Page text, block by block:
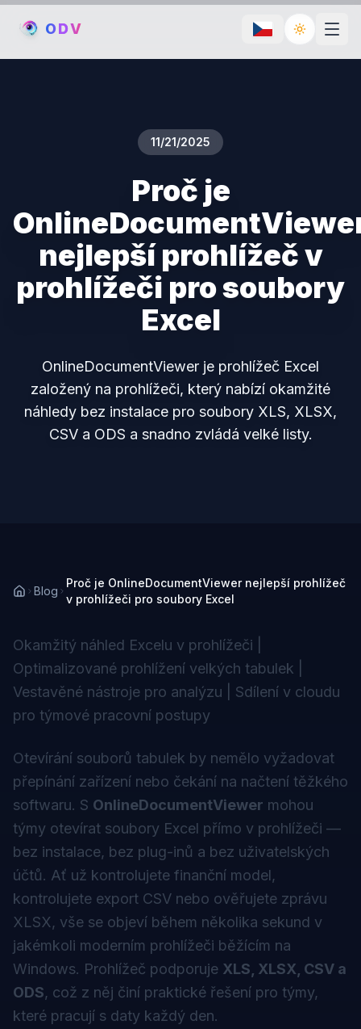
ODV Toggle
11/21/2025
Proč je
nejlepší prohlížeč v
prohlížeči pro soubory
Excel
OnlineDocumentViewer je prohlížeč Excel
založený na prohlížeči, který nabízí okamžité
náhledy bez instalace pro soubory XLS, XLSX,
CSV a ODS a snadno zvládá velké listy.
Blog
Proč je OnlineDocumentViewer nejlepší prohlížeč
v prohlížeči pro soubory Excel
Okamžitý náhled Excelu v prohlížeči
Optimalizované prohlížení velkých tabulek
Vestavěné nástroje pro analýzu
Sdílení v cloudu
pro týmové pracovní postupy
Otevírání souborů tabulek by nemělo vyžadovat
přepínání zařízení nebo čekání na načtení těžkého
softwaru. S OnlineDocumentViewer mohou
týmy otevírat soubory Excel přímo v prohlížeči —
bez instalace, bez plug-inů a bez uživatelských
účtů. Ať už kontrolujete finanční model,
kontrolujete export CSV nebo ověřujete zprávu
XLSX, vše se objeví během několika sekund v
jakémkoli moderním prohlížeči běžícím na
Windows. Prohlížeč podporuje XLS, XLSX, CSV a
ODS, což z něj činí praktické řešení pro týmy,
které pracují s daty každý den.